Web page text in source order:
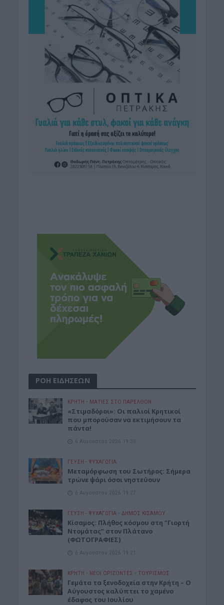
ΡΟΗ ΕΙΔΗΣΕΩΝ
ΚΡΗΤΗ • ΜΑΤΙΕΣ ΣΤΟ ΠΑΡΕΛΘΟΝ
«Στιμαδόροι»: Οι παλιοί Κρητικοί
που μπορούσαν να εκτιμήσουν τα
πάντα!
6 Αυγούστου 2026 19:30
ΓΕΎΣΗ - ΨΥΧΑΓΩΓΊΑ
Μεταμόρφωση του Σωτήρος: Σήμερα
τρώνε ψάρι όσοι νηστεύουν
6 Αυγούστου 2026 19:27
ΓΕΎΣΗ - ΨΥΧΑΓΩΓΊΑ • ΔΉΜΟΣ ΚΙΣΆΜΟΥ
Κίσαμος: Πλήθος κόσμου στη “Γιορτή
Ντομάτας” στον Πλάτανο
(ΦΩΤΟΓΡΑΦΙΕΣ)
6 Αυγούστου 2026 19:21
ΚΡΗΤΗ • ΝΕΟΙ ΟΡΙΖΟΝΤΕΣ • ΤΟΥΡΙΣΜΟΣ
Γεμάτα τα ξενοδοχεία στην Κρήτη – Ο
Αύγουστος καλύπτει το χαμένο
έδαφος του Ιουλίου